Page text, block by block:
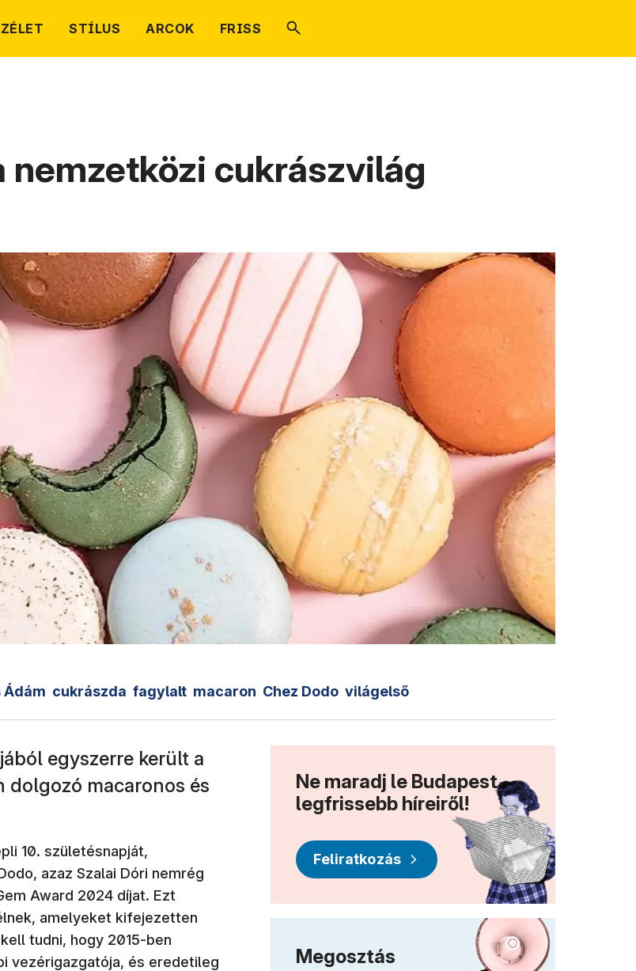
STÍLUS ARCOK FRISS
nemzetközi cukrászvilág
Ádám cukrászda fagylalt macaron Chez Dodo világelső
egyszerre került a
dolgozó macaronos és
10. születésnapját,
azaz Szalai Dóri nemrég
Award 2024 díjat. Ezt
amelyeket kifejezetten
tudni, hogy 2015-ben
vezérigazgatója, és eredetileg
Ne maradj le Budapest
legfrissebb híreiről!
Feliratkozás
Megosztás